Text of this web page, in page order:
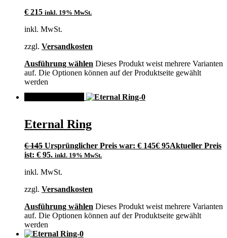
€ 215 inkl. 19% MwSt.
inkl. MwSt.
zzgl. Versandkosten
Ausführung wählen Dieses Produkt weist mehrere Varianten
auf. Die Optionen können auf der Produktseite gewählt
werden
Eternal Ring
€145 Ursprünglicher Preis war: € 145€ 95Aktueller Preis
ist: € 95. inkl. 19% MwSt.
inkl. MwSt.
zzgl. Versandkosten
Ausführung wählen Dieses Produkt weist mehrere Varianten
auf. Die Optionen können auf der Produktseite gewählt
werden